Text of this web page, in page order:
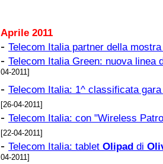
Aprile 2011
- Telecom Italia partner della mostra
- Telecom Italia Green: nuova linea
04-2011]
- Telecom Italia: 1^ classificata
[26-04-2011]
- Telecom Italia: con "Wireless
[22-04-2011]
- Telecom Italia: tablet Olipad di
04-2011]